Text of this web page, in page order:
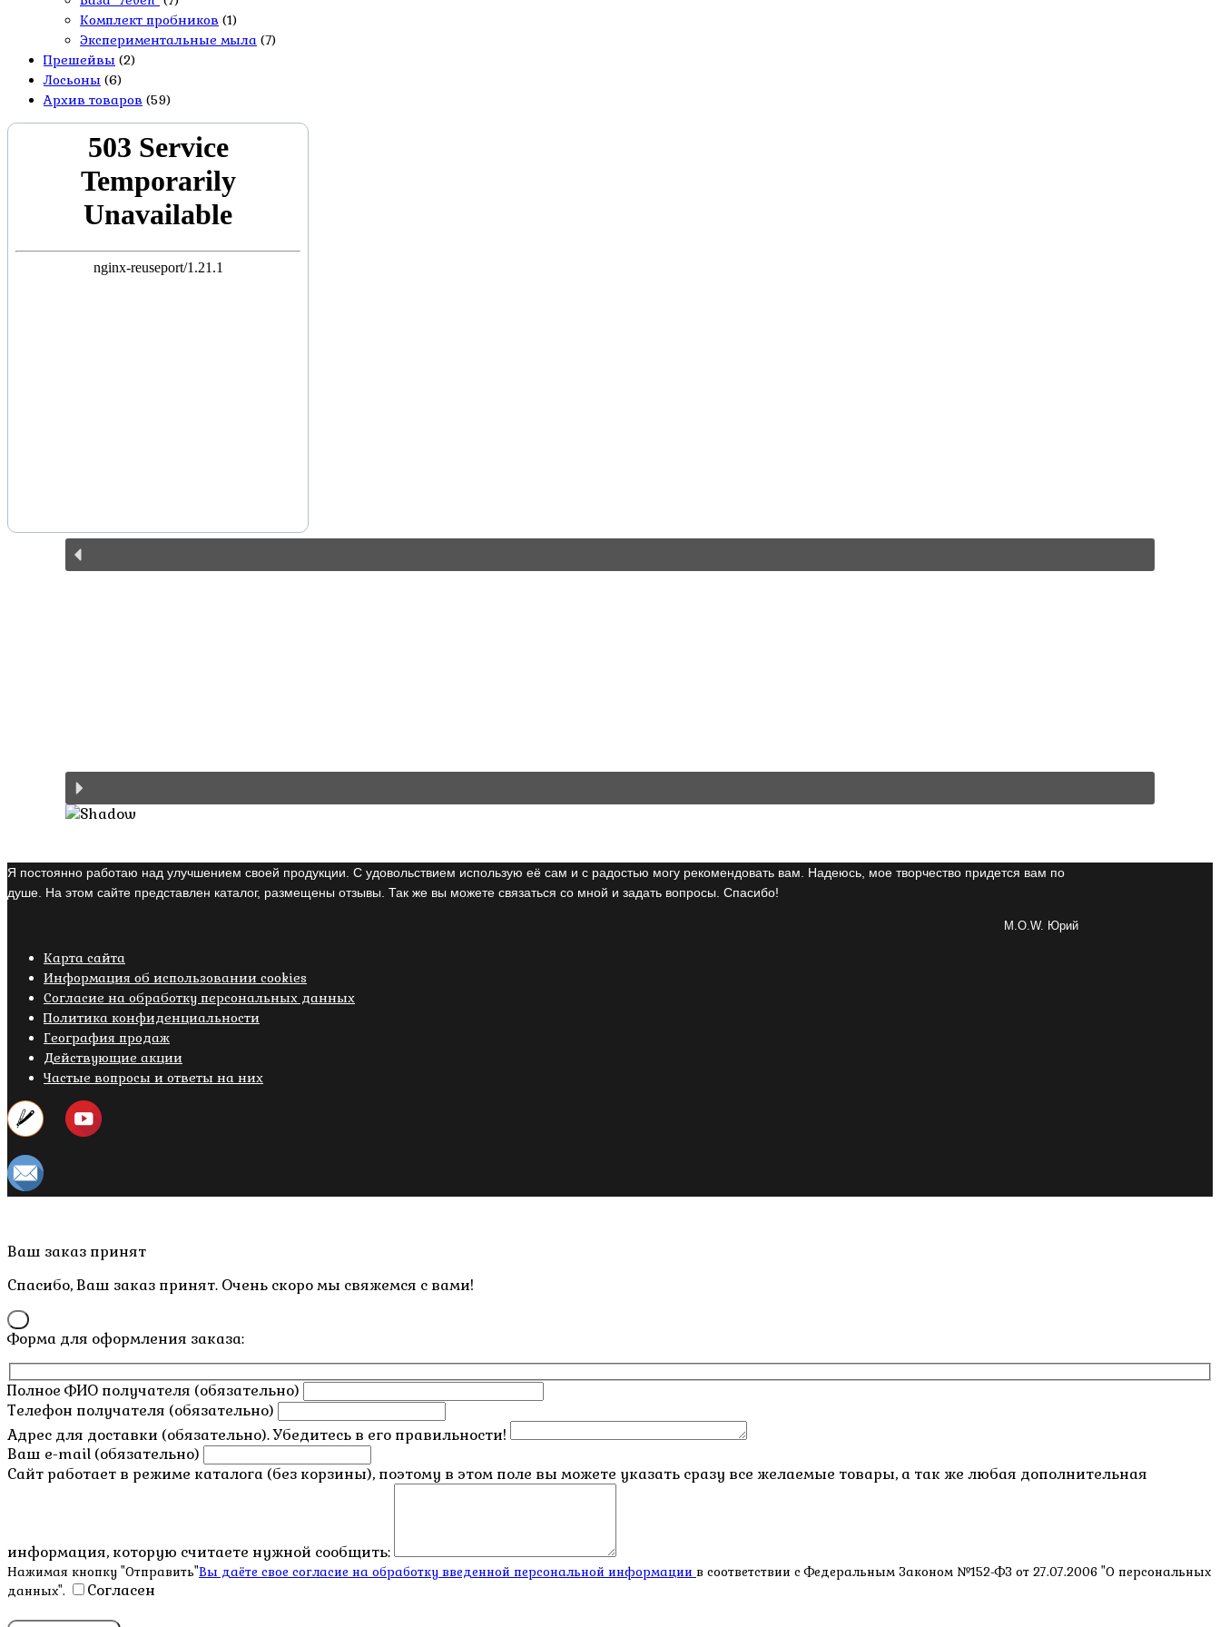
Комплект пробников (1)
Экспериментальные мыла (7)
Прешейвы (2)
Лосьоны (6)
Архив товаров (59)
Я постоянно работаю над улучшением своей продукции. С удовольствием использую её сам и с радостью могу рекомендовать вам. Надеюсь, мое творчество придется вам по
душе. На этом сайте представлен каталог, размещены отзывы. Так же вы можете связаться со мной и задать вопросы. Спасибо!
M.O.W. Юрий
Карта сайта
Информация об использовании cookies
Cогласие на обработку персональных данных
Политика конфиденциальности
География продаж
Действующие акции
Частые вопросы и ответы на них
Пролистать
Ваш заказ принят
Спасибо, Ваш заказ принят. Очень скоро мы свяжемся с вами!
Форма для оформления заказа:
Полное ФИО получателя (обязательно)
Телефон получателя (обязательно)
Адрес для доставки (обязательно). Убедитесь в его правильности!
Ваш e-mail (обязательно)
Сайт работает в режиме каталога (без корзины), поэтому в этом поле вы можете указать сразу все желаемые товары, а так же любая дополнительная
информация, которую считаете нужной сообщить:
Нажимая кнопку "Отправить"Вы даёте свое согласие на обработку введенной персональной информации в соответствии с Федеральным Законом №152-ФЗ от 27.07.2006 "О персональных
данных".
Согласен